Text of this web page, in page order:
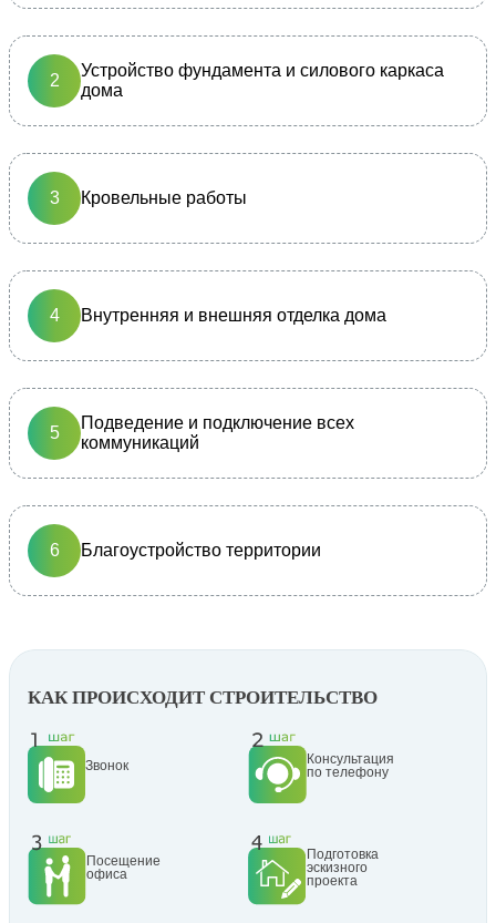
Устройство фундамента и силового каркаса
дома
Кровельные работы
Внутренняя и внешняя отделка дома
Подведение и подключение всех
коммуникаций
Благоустройство территории
КАК ПРОИСХОДИТ СТРОИТЕЛЬСТВО
Звонок
Консультация
по телефону
Посещение
офиса
Подготовка
эскизного
проекта